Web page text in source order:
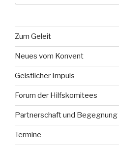
Zum Geleit
Neues vom Konvent
Geistlicher Impuls
Forum der Hilfskomitees
Partnerschaft und Begegnung
Termine